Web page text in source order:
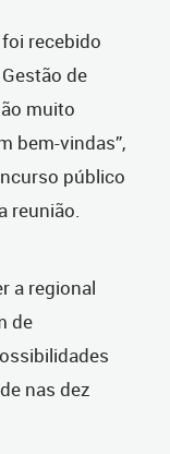
recebido
de
muito
bem-vindas”,
público
reunião.
a regional
de
nas dez